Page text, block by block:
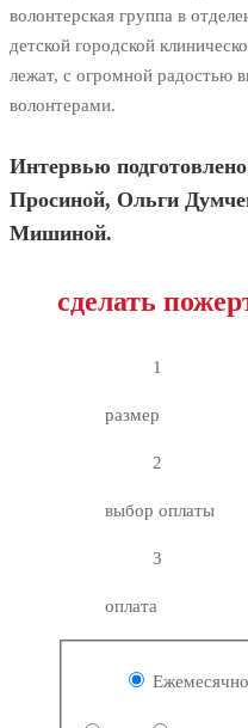
волонтерская группа в
детской городской
лежат, с огромной радостью
волонтерами.
Интервью
Просиной, Ольги
Мишиной.
сделать
1
размер
2
выбор оплаты
3
оплата